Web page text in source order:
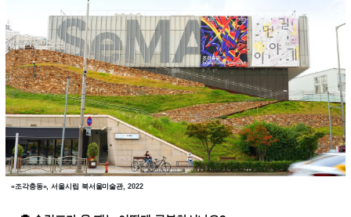
«조각충동», 서울시립 북서울미술관, 2022